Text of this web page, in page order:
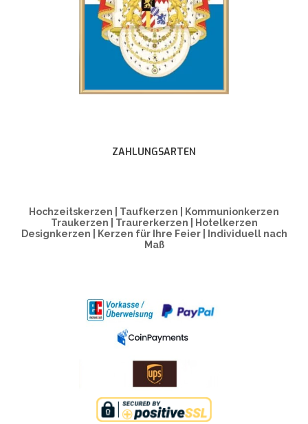
ZAHLUNGSARTEN
Hochzeitskerzen | Taufkerzen | Kommunionkerzen
Traukerzen | Traurerkerzen | Hotelkerzen
Designkerzen | Kerzen für Ihre Feier | Individuell nach
Maß